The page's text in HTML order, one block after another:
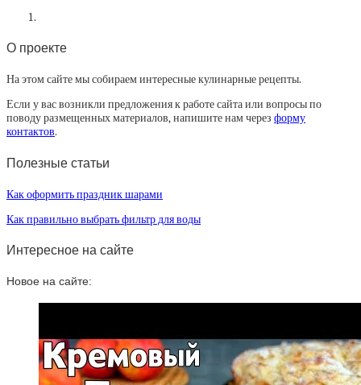
О проекте
На этом сайте мы собираем интересные кулинарные рецепты.
Если у вас возникли предложения к работе сайта или вопросы по
поводу размещенных материалов, напишите нам через форму
контактов.
Полезные статьи
Как оформить праздник шарами
Как правильно выбрать фильтр для воды
Интересное на сайте
Новое на сайте: